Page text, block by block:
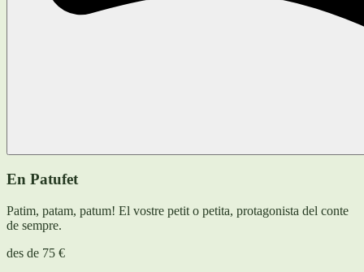
En Patufet
Patim, patam, patum! El vostre petit o petita, protagonista del conte
de sempre.
des de 75 €